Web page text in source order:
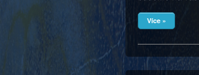
Více »